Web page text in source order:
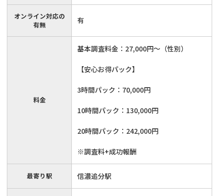
オンライン対応の
有無
有
料金
基本調査料金：27,000円～（性別）
【安心お得パック】
3時間パック：70,000円
10時間パック：130,000円
20時間パック：242,000円
※調査料+成功報酬
最寄り駅 信濃追分駅